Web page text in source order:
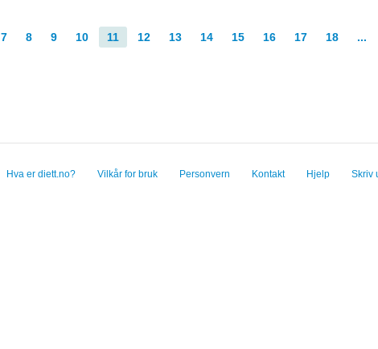
7 8 9 10 11 12 13 14 15 16 17 18 ...
Hva er diett.no? Vilkår for bruk Personvern Kontakt Hjelp Skriv